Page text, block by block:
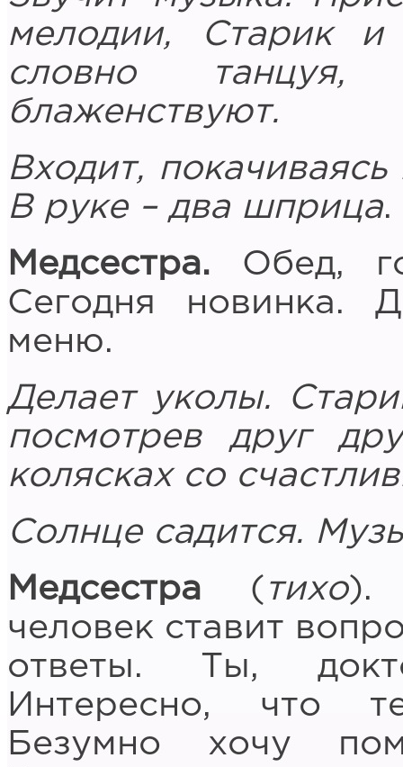
мелодии, Старик и
словно
блаженствуют.
Входит,
В руке – два шприца.
Медсестра. Обед,
Сегодня новинка.
меню.
Делает уколы.
посмотрев друг
колясках со
Солнце садится.
Медсестра ( тихо).
человек ставит
ответы. Ты,
Интересно, что
Безумно хочу